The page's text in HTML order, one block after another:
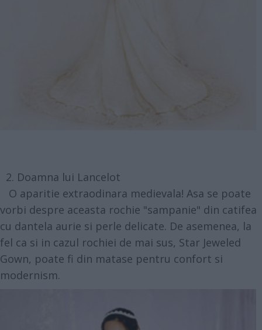
2. Doamna lui Lancelot
O aparitie extraodinara medievala! Asa se poate
vorbi despre aceasta rochie "sampanie" din catifea
cu dantela aurie si perle delicate. De asemenea, la
fel ca si in cazul rochiei de mai sus, Star Jeweled
Gown, poate fi din matase pentru confort si
modernism.